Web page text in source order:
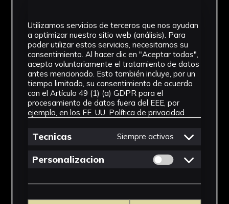
IMÁGENES
Utilizamos servicios de terceros que nos ayudan
a optimizar nuestro sitio web (análisis). Para
poder utilizar estos servicios, necesitamos su
consentimiento. Al hacer clic en "Aceptar todas",
acepta voluntariamente el tratamiento de datos
antes mencionado. Esto también incluye, por un
tiempo limitado, su consentimiento de acuerdo
con el Artículo 49 (1) (a) GDPR para el
procesamiento de datos fuera del EEE, por
ejemplo, en los EE. UU. Política de privacidad
Tecnicas Siempre activas
Personalizacion Permitir cookies